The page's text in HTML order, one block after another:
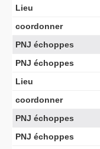
Lieu
coordonner
PNJ échoppes
PNJ échoppes
Lieu
coordonner
PNJ échoppes
PNJ échoppes